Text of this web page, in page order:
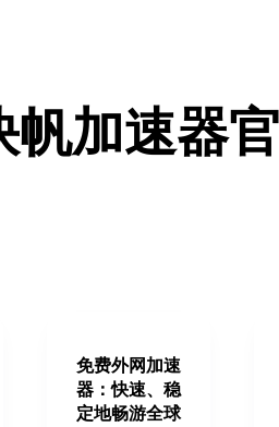
帆加速器
免费外网加速
器：快速、稳
定地畅游全球